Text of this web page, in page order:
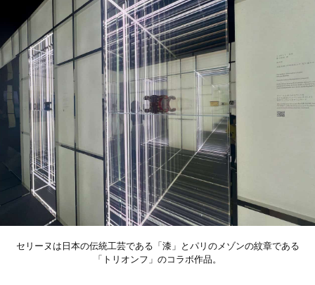
セリーヌは日本の伝統工芸である「漆」とパリのメゾンの紋章である
「トリオンフ」のコラボ作品。